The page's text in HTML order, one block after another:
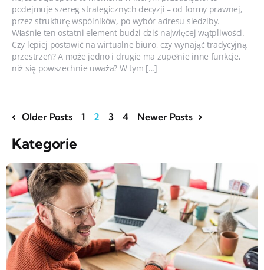
podejmuje szereg strategicznych decyzji – od formy prawnej,
przez strukturę wspólników, po wybór adresu siedziby.
Właśnie ten ostatni element budzi dziś najwięcej wątpliwości.
Czy lepiej postawić na wirtualne biuro, czy wynająć tradycyjną
przestrzeń? A może jedno i drugie ma zupełnie inne funkcje,
niż się powszechnie uważa? W tym […]
Older Posts 1 2 3 4 Newer Posts
Kategorie